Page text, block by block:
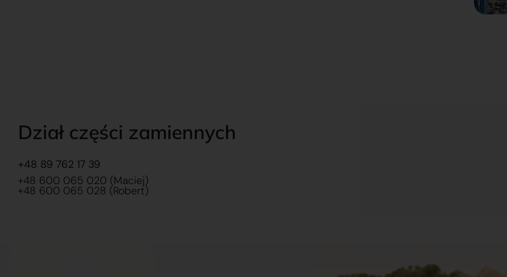
Dział części zamiennych
+48 89 762 17 39
+48 600 065 020 (Maciej)
+48 600 065 028 (Robert)